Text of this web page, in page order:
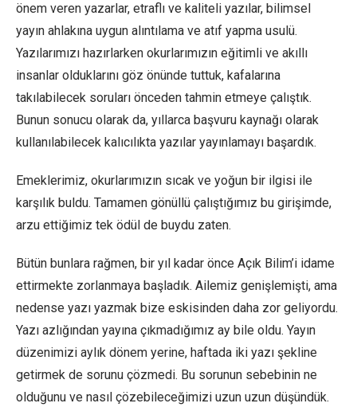
önem veren yazarlar, etraflı ve kaliteli yazılar, bilimsel
yayın ahlakına uygun alıntılama ve atıf yapma usulü.
Yazılarımızı hazırlarken okurlarımızın eğitimli ve akıllı
insanlar olduklarını göz önünde tuttuk, kafalarına
takılabilecek soruları önceden tahmin etmeye çalıştık.
Bunun sonucu olarak da, yıllarca başvuru kaynağı olarak
kullanılabilecek kalıcılıkta yazılar yayınlamayı başardık.
Emeklerimiz, okurlarımızın sıcak ve yoğun bir ilgisi ile
karşılık buldu. Tamamen gönüllü çalıştığımız bu girişimde,
arzu ettiğimiz tek ödül de buydu zaten.
Bütün bunlara rağmen, bir yıl kadar önce Açık Bilim’i idame
ettirmekte zorlanmaya başladık. Ailemiz genişlemişti, ama
nedense yazı yazmak bize eskisinden daha zor geliyordu.
Yazı azlığından yayına çıkmadığımız ay bile oldu. Yayın
düzenimizi aylık dönem yerine, haftada iki yazı şekline
getirmek de sorunu çözmedi. Bu sorunun sebebinin ne
olduğunu ve nasıl çözebileceğimizi uzun uzun düşündük.